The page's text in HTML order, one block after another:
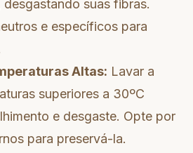
suas fibras.
e específicos para
Altas: Lavar a
superiores a 30ºC
e desgaste. Opte por
para preservá-la.